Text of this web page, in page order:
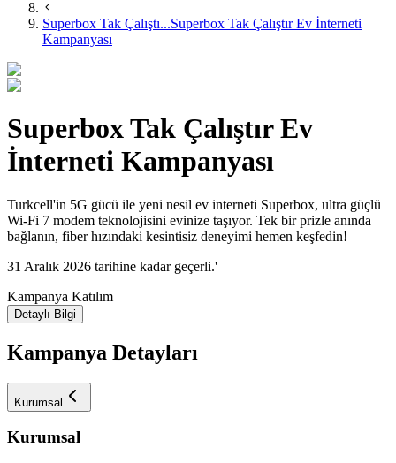
Superbox Tak Çalıştı...Superbox Tak Çalıştır Ev İnterneti
Kampanyası
Superbox Tak Çalıştır Ev
İnterneti Kampanyası
Turkcell'in 5G gücü ile yeni nesil ev interneti Superbox, ultra güçlü
Wi-Fi 7 modem teknolojisini evinize taşıyor. Tek bir prizle anında
bağlanın, fiber hızındaki kesintisiz deneyimi hemen keşfedin!
31 Aralık 2026 tarihine kadar geçerli.'
Kampanya Katılım
Detaylı Bilgi
Kampanya Detayları
Kurumsal
Kurumsal